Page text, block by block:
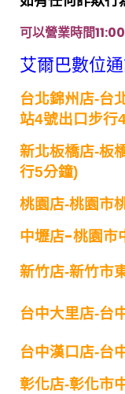
可以營業時間
艾爾巴數位
台北錦州店-台
站4號出口步行
新北板橋店-板
行5分鐘)
桃園店-桃園市
中壢店-桃園市
新竹店-新竹市
台中大里店-台
台中漢口店-台
彰化店-彰化市